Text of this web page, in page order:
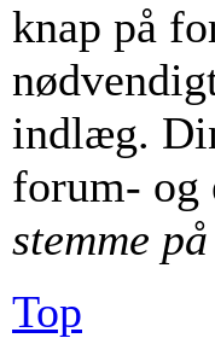
knap på
indlæg.
forum- og
stemme
Top